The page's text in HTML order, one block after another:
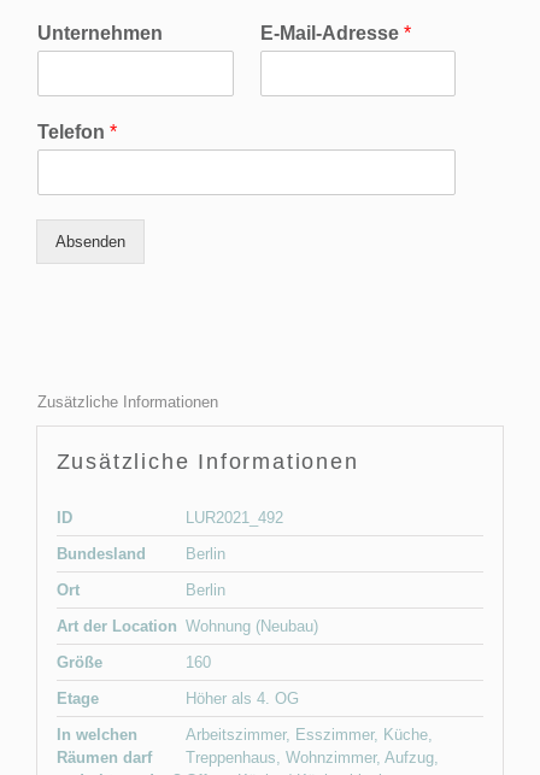
Unternehmen E-Mail-Adresse *
Telefon *
Absenden
Zusätzliche Informationen
Zusätzliche Informationen
ID
LUR2021_492
Bundesland
Berlin
Ort
Berlin
Art der Location Wohnung (Neubau)
Größe
160
Etage
Höher als 4. OG
In welchen
Räumen darf
Arbeitszimmer, Esszimmer, Küche,
Treppenhaus Wohnzimmer, Aufzug,